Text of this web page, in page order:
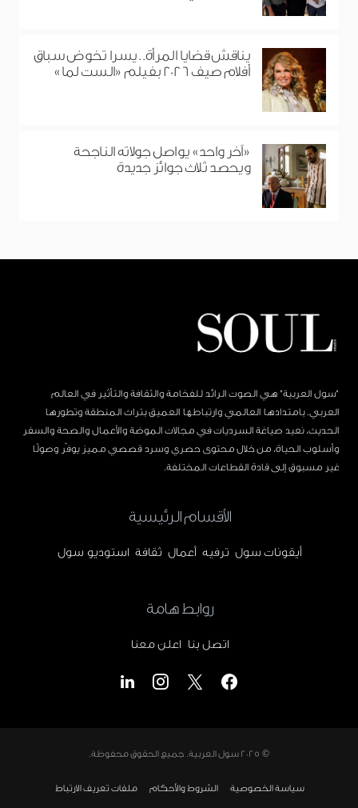
يناقش قضايا المرأة.. يسرا تخوض سباق
أفلام صيف 2026 بفيلم «الست لما»
«آخر واحد» يواصل جولاته الناجحة
ويحصد ثلاث جوائز جديدة
"سول العربية" هي الصوت الرائد للفخامة والثقافة والتأثير في العالم
العربي. بامتدادها العالمي وارتباطها العميق بتراث المنطقة وتطورها
الحديث، نعيد صياغة السرديات في مجالات الموضة والأعمال والصحة والسفر
وأسلوب الحياة، من خلال محتوى حصري وسرد قصصي مميز يوفّر وصولًا
غير مسبوق إلى قادة القطاعات المختلفة.
الأقسام الرئيسية
أيقونات سول ترفيه أعمال ثقافة استوديو سول
روابط هامة
اتصل بنا اعلن معنا
© 2025 سول العربية. جميع الحقوق محفوظة.
سياسة الخصوصية الشروط والأحكام ملفات تعريف الارتباط